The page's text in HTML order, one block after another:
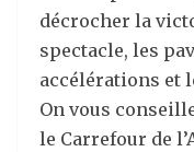
décrocher la
spectacle, les
accélérations et
On vous
le Carrefour de